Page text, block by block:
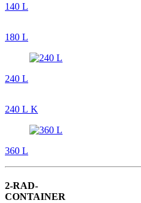
140 L
180 L
240 L
240 L K
360 L
2-RAD-
CONTAINER